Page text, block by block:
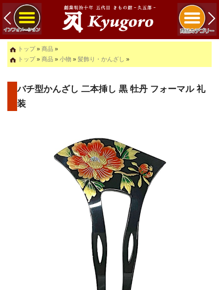
トップ» 商品 »
トップ» 商品 » 小物 » 髪飾り・かんざし »
バチ型かんざし 二本挿し 黒 牡丹 フォーマル 礼
装